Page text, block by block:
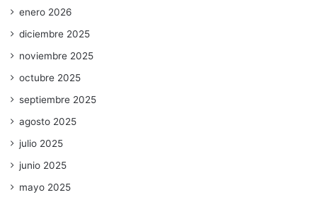
enero 2026
diciembre 2025
noviembre 2025
octubre 2025
septiembre 2025
agosto 2025
julio 2025
junio 2025
mayo 2025